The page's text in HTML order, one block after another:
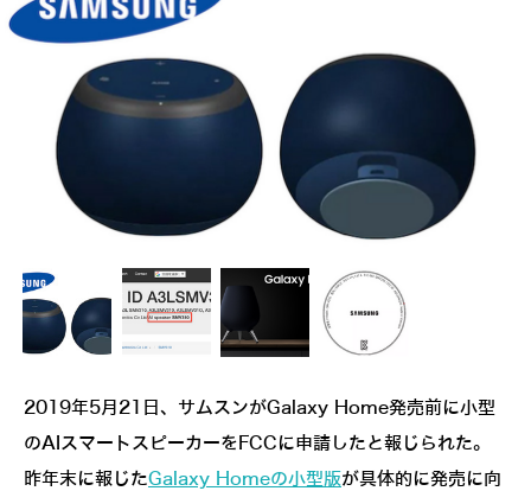
2019年5月21日、サムスンがGalaxy Home発売前に小型
のAIスマートスピーカーをFCCに申請したと報じられた。
昨年末に報じたGalaxy Homeの小型版が具体的に発売に向